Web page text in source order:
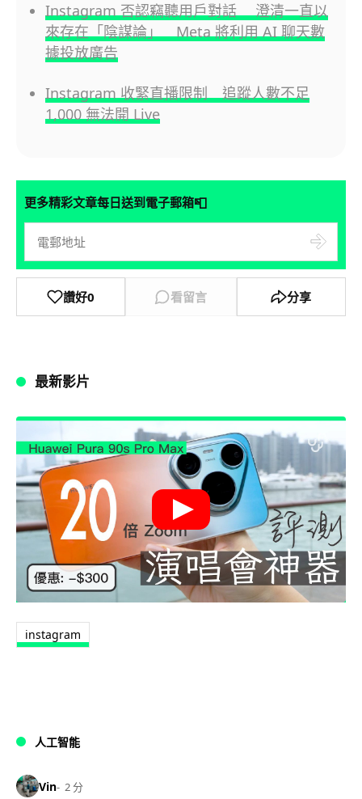
Instagram 否認竊聽用戶對話 澄清一直以
來存在「陰謀論」 Meta 將利用 AI 聊天數
據投放廣告
Instagram 收緊直播限制 追蹤人數不足
1,000 無法開 Live
更多精彩文章每日送到電子郵箱📮
讚好0 看留言 分享
最新影片
instagram
人工智能
Vin 2 分